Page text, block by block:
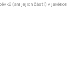
(ani jejich částí) v jakékoli